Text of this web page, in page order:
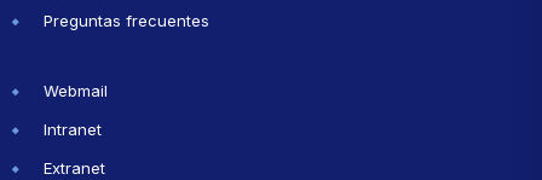
Preguntas frecuentes
Webmail
Intranet
Extranet